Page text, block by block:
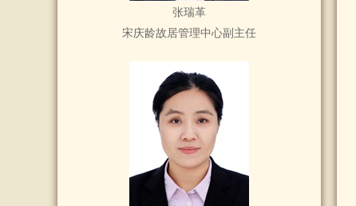
张瑞革
宋庆龄故居管理中心副主任